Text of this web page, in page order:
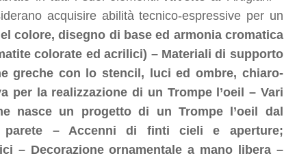
acquisire abilità tecnico-espressive per un
colore, disegno di base ed armonia cromatica
colorate ed acrilici) – Materiali di supporto
greche con lo stencil, luci ed ombre, chiaro-
la realizzazione di un Trompe l’oeil – Vari
nasce un progetto di un Trompe l’oeil dal
parete – Accenni di finti cieli e aperture;
– Decorazione ornamentale a mano libera –